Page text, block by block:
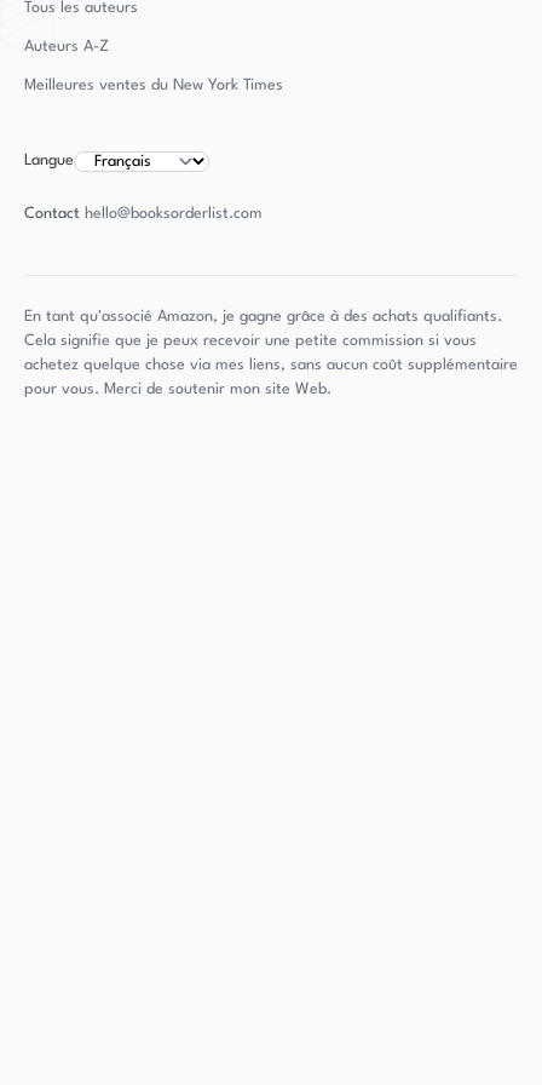
Tous les auteurs
Auteurs A-Z
Meilleures ventes du New York Times
Langue
Contact hello@booksorderlist.com
En tant qu'associé Amazon, je gagne grâce à des achats qualifiants.
Cela signifie que je peux recevoir une petite commission si vous
achetez quelque chose via mes liens, sans aucun coût supplémentaire
pour vous. Merci de soutenir mon site Web.